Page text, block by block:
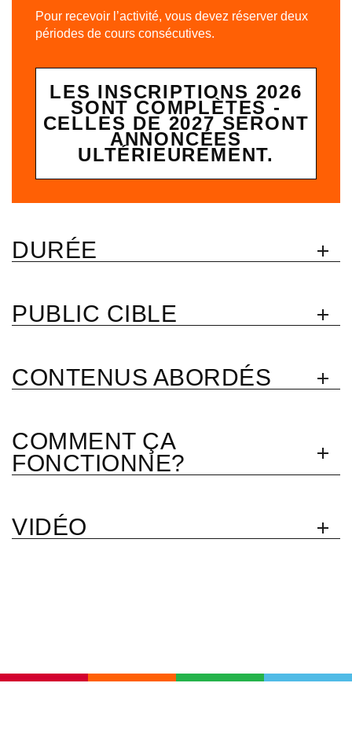
Pour recevoir l’activité, vous devez réserver deux
périodes de cours consécutives.
LES INSCRIPTIONS 2026
SONT COMPLÈTES -
CELLES DE 2027 SERONT
ANNONCÉES
ULTÉRIEUREMENT.
DURÉE
PUBLIC CIBLE
CONTENUS ABORDÉS
COMMENT ÇA
FONCTIONNE?
VIDÉO